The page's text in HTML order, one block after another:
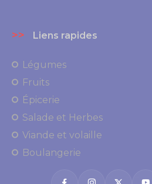
>> Liens rapides
Légumes
Fruits
Épicerie
Salade et Herbes
Viande et volaille
Boulangerie